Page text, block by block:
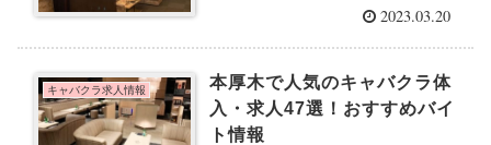
2023.03.20
キャバクラ求人情報
本厚木で人気のキャバクラ体
入・求人47選！おすすめバイ
ト情報